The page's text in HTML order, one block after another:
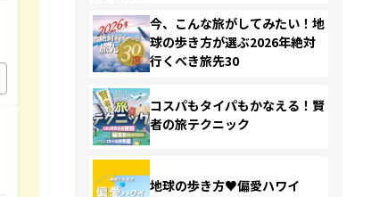
今、こんな旅がしてみたい！地
球の歩き方が選ぶ2026年絶対
行くべき旅先30
コスパもタイパもかなえる！賢
者の旅テクニック
地球の歩き方♥偏愛ハワイ